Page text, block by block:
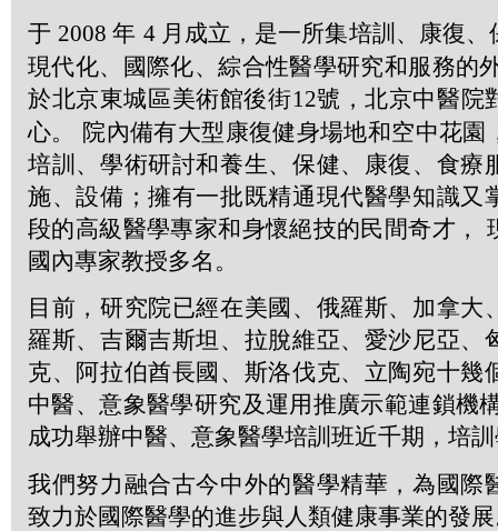
于 2008年 4 月成立，是一所集培訓、康復
現代化、國際化、綜合性醫學研究和服務的
於北京東城區美術館後街12號，北京中醫院
心。 院內備有大型康復健身場地和空中花園
培訓、學術研討和養生、保健、康復、食療
施、設備；擁有一批既精通現代醫學知識又
段的高級醫學專家和身懷絕技的民間奇才，
國內專家教授多名。
目前，研究院已經在美國、俄羅斯、加拿大
羅斯、吉爾吉斯坦、拉脫維亞、愛沙尼亞、
克、阿拉伯酋長國、斯洛伐克、立陶宛十幾
中醫、意象醫學研究及運用推廣示範連鎖機
成功舉辦中醫、意象醫學培訓班近千期，培
我們努力融合古今中外的醫學精華，為國際
致力於國際醫學的進步與人類健康事業的發